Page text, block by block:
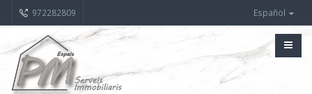
972282809 Español